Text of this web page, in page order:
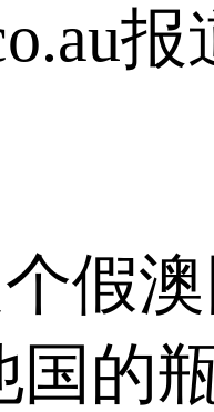
个假
的